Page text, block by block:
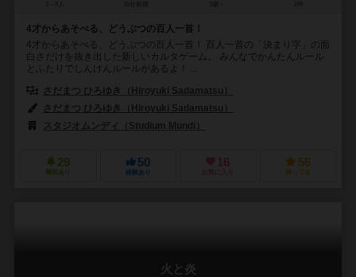
4才からあそべる、どうぶつの百人一首！
4才からあそべる、どうぶつの百人一首！ 百人一首の「決まり字」の面
白さだけを抜き出した新しいカルタゲーム。 みんなでかんたんルール
とふたりでしんけんルールがあるよ！ ...
さだまつ ひろゆき（Hiroyuki Sadamatsu）
さだまつ ひろゆき（Hiroyuki Sadamatsu）
スタジオムンディ（Studium Mundi）
29
興味あり
50
経験あり
16
お気に入り
56
持ってる
火と炎